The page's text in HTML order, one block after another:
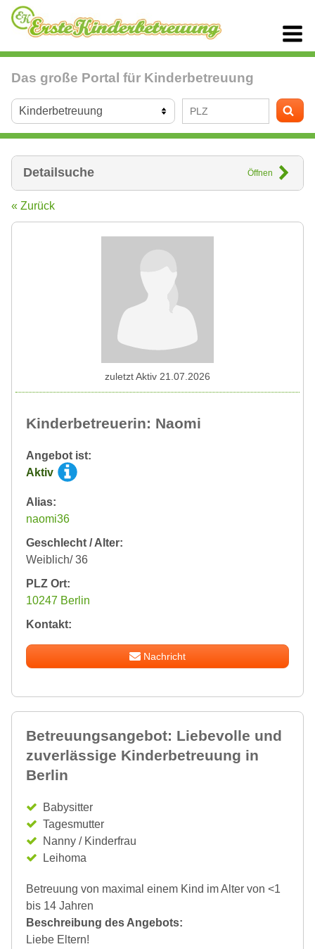
Das große Portal für Kinderbetreuung
Detailsuche Öffnen
« Zurück
Kinderbetreuerin: Naomi
Angebot ist:
Aktiv
Alias:
naomi36
Geschlecht / Alter:
Weiblich/ 36
PLZ Ort:
10247 Berlin
Kontakt:
Nachricht
zuletzt Aktiv 21.07.2026
Betreuungsangebot: Liebevolle und
zuverlässige Kinderbetreuung in
Berlin
Babysitter
Tagesmutter
Nanny / Kinderfrau
Leihoma
Betreuung von maximal einem Kind im Alter von <1
bis 14 Jahren
Beschreibung des Angebots:
Liebe Eltern!